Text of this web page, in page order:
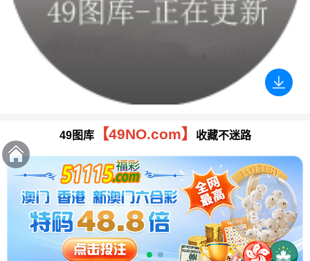
49图库【49NO.com】 收藏不迷路